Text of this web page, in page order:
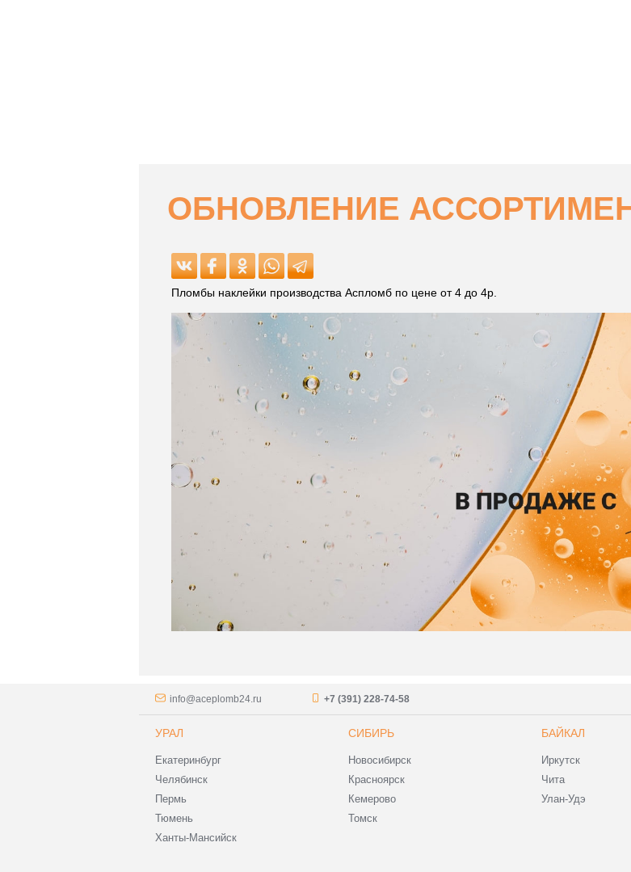
ОБНОВЛЕНИЕ
Пломбы наклейки производства Аспломб по цене от 4 до 4р.
info@aceplomb24.ru +7 (391) 228-74-58
УРАЛ
Екатеринбург
Челябинск
Пермь
Тюмень
Ханты-Мансийск
СИБИРЬ
Новосибирск
Красноярск
Кемерово
Томск
БАЙКАЛ
Иркутск
Чита
Улан-Удэ